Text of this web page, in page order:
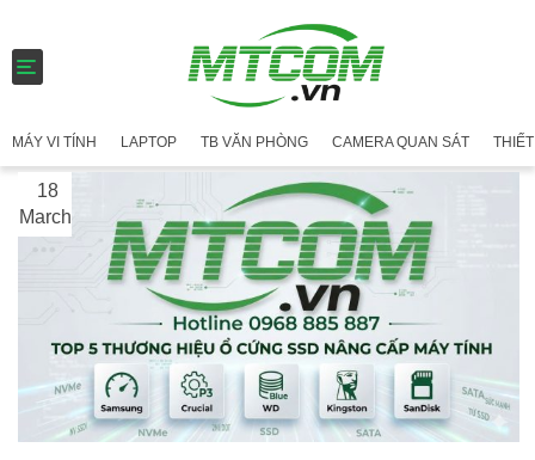
T
o
g
e
a
v
n
MÁY VI TÍNH LAPTOP TB VĂN PHÒNG CAMERA QUAN SÁT
18
March